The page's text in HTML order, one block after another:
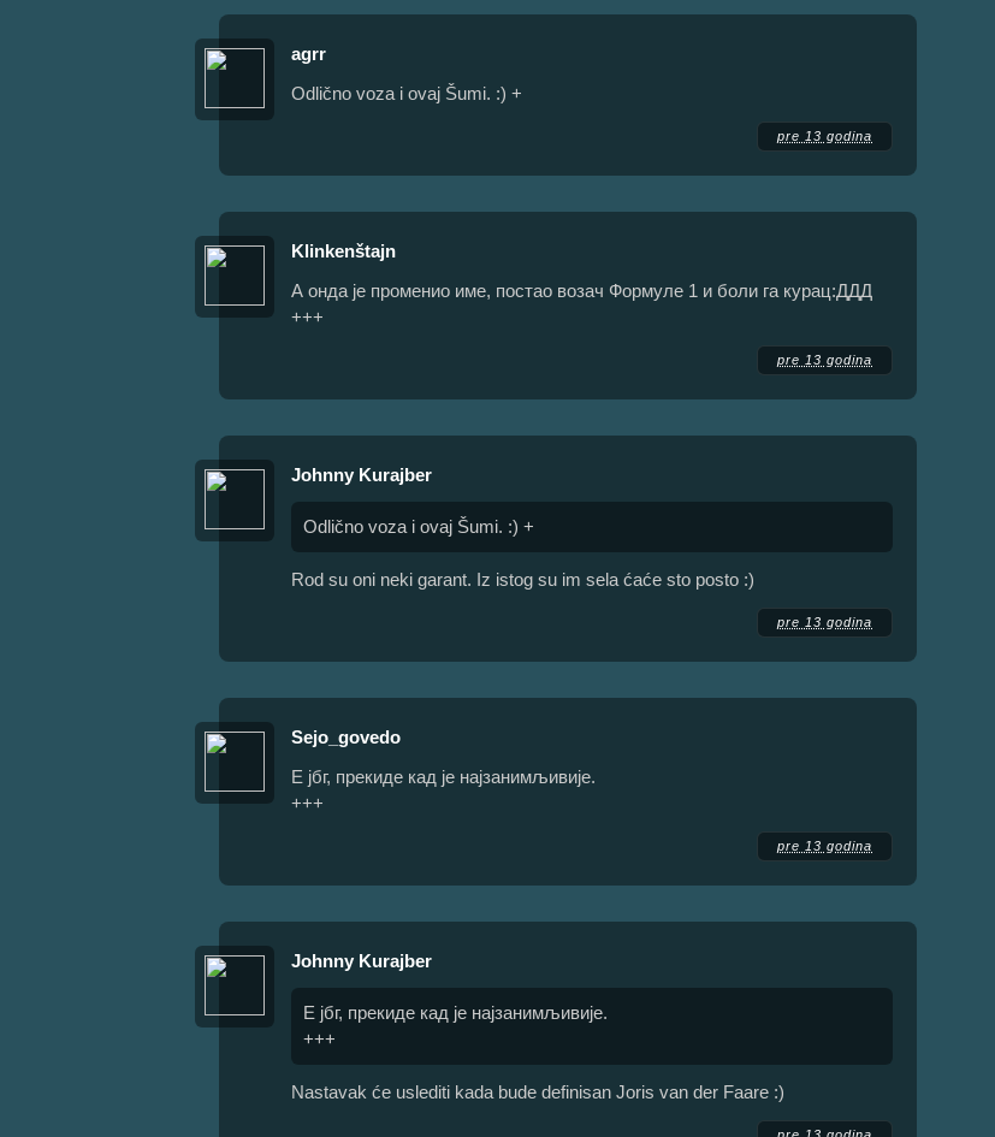
agrr
Odlično voza i ovaj Šumi. :) +
pre 13 godina
Klinkenštajn
А онда је променио име, постао возач Формуле 1 и боли га курац:ДДД
+++
pre 13 godina
Johnny Kurajber
Odlično voza i ovaj Šumi. :) +
Rod su oni neki garant. Iz istog su im sela ćaće sto posto :)
pre 13 godina
Sejo_govedo
Е јбг, прекиде кад је најзанимљивије.
+++
pre 13 godina
Johnny Kurajber
Е јбг, прекиде кад је најзанимљивије.
+++
Nastavak će uslediti kada bude definisan Joris van der Faare :)